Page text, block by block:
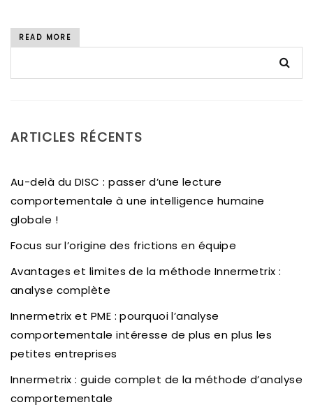
READ MORE
ARTICLES RÉCENTS
Au-delà du DISC : passer d’une lecture
comportementale à une intelligence humaine
globale !
Focus sur l’origine des frictions en équipe
Avantages et limites de la méthode Innermetrix :
analyse complète
Innermetrix et PME : pourquoi l’analyse
comportementale intéresse de plus en plus les
petites entreprises
Innermetrix : guide complet de la méthode d’analyse
comportementale